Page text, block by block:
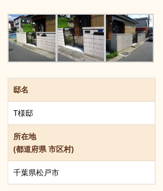
邸名
T様邸
所在地
(都道府県 市区村)
千葉県松戸市